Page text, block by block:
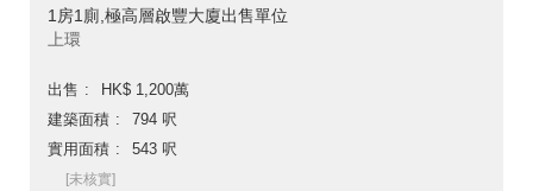
1房1廁,極高層啟豐大廈出售單位
上環
出售
HK$ 1,200萬
建築面積
794 呎
實用面積
543 呎
[未核實]